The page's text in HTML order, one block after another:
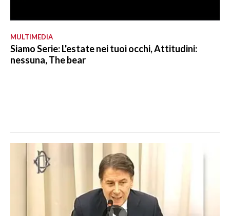
MULTIMEDIA
Siamo Serie: L'estate nei tuoi occhi, Attitudini:
nessuna, The bear